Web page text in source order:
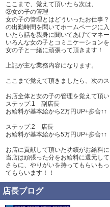
ここまで、覚えて頂いたら次は、
③女の子の管理
女の子の管理とはどういったお仕事
の出勤時間を聞いてホームページに
いたら話を親身に聞いてあげてマネ
いろんな女の子とコミニケーション
女の子と一緒に頑張って頂きます！
上記が主な業務内容になります。
ここまで覚えて頂きましたら、次のス
お店全体と女の子の管理を覚えて頂い
ステップ.1 副店長
お給料が基本給から2万円UP+歩合↑↑
ステップ.2 店長
お給料が基本給から5万円UP+歩合↑↑
お店に貢献して頂いた功績がお給料
当店は頑張った分をお給料に還元して
さらに、やりがいを持ってもらいも
てもらいます！！
店長ブログ